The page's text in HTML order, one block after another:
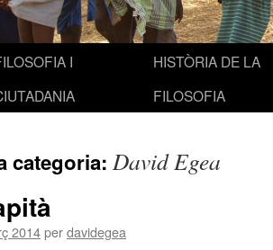
I
HISTÒRIA DE LA
FILOSOFIA
categoria: David Egea
2014perdavidegea